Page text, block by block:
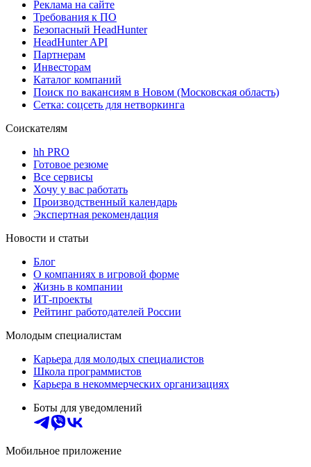
Реклама на сайте
Требования к ПО
Безопасный HeadHunter
HeadHunter API
Партнерам
Инвесторам
Каталог компаний
Поиск по вакансиям в Новом (Московская область)
Сетка: соцсеть для нетворкинга
Соискателям
hh PRO
Готовое резюме
Все сервисы
Хочу у вас работать
Производственный календарь
Экспертная рекомендация
Новости и статьи
Блог
О компаниях в игровой форме
Жизнь в компании
ИТ-проекты
Рейтинг работодателей России
Молодым специалистам
Карьера для молодых специалистов
Школа программистов
Карьера в некоммерческих организациях
Боты для уведомлений
Мобильное приложение